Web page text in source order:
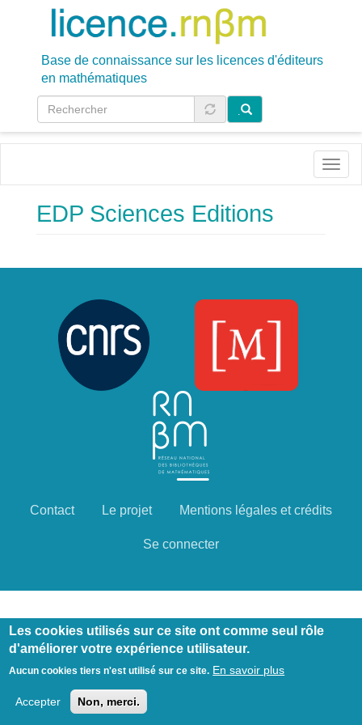
principalBase de connaissance sur les licences d'éditeurs
en mathématiques
EDP Sciences Editions
Menu
Contact Le projet Mentions légales et crédits
Se connecter
Les cookies utilisés sur ce site ont comme seul rôle
d'améliorer votre expérience utilisateur.
Aucun cookies tiers n'est utilisé sur ce site. En savoir plus
Accepter Non, merci.